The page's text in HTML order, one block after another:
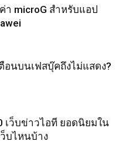
า microG สำหรับแอป
อนบนเฟสบุ๊คถึงไม่แสดง?
เว็บข่าวไอที ยอดนิยมใน
บไหนบ้าง